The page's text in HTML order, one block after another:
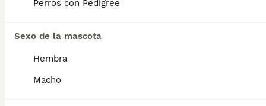
Perros con Pedigree
Sexo de la mascota
Hembra
Macho
¿Cuántos años dura un